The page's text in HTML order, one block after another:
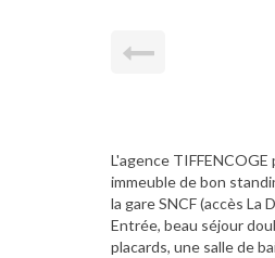
L'agence
immeuble de bon
la gare SNCF (accès La
Entrée, beau séjour
placards, une salle de